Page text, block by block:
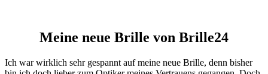
Meine neue Brille von Brille24
Ich war wirklich sehr gespannt auf meine neue Brille, denn bisher